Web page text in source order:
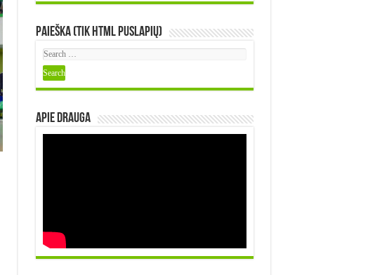
Paieška (tik HTML puslapių)
Apie DRAUGA